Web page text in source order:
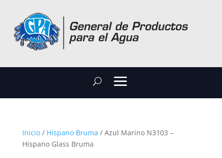
Inicio/ Hispano Bruma / Azul Marino N3103 –
Hispano Glass Bruma